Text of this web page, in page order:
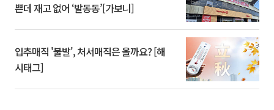
쁜데 재고 없어 ‘발동동’[가보니]
입추매직 '불발', 처서매직은 올까요? [해
시태그]